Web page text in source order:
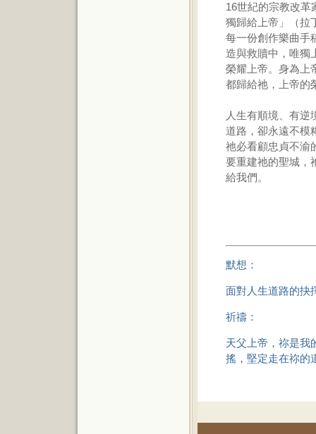
16世紀的宗教改革
獨歸給上帝」（拉
每一份創作樂曲手
造與救贖中，唯獨
榮耀上帝。身為上
都歸給祂，上帝的
人生有順境、有逆
道路，卻永遠不模
祂必看顧忠貞不渝
要重建祂的聖城，
給我們。
默想：
面對人生道路的抉
祈禱：
天父上帝，祢是我
搖，堅定走在祢的